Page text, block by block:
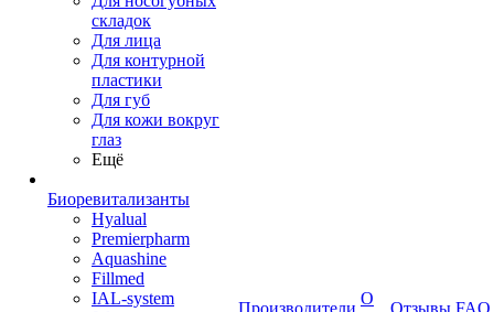
складок
Для лица
Для контурной
пластики
Для губ
Для кожи вокруг
глаз
Ещё
Биоревитализанты
Hyalual
Premierpharm
Aquashine
Fillmed
IAL-system
Производители
О
Отзывы FAQ